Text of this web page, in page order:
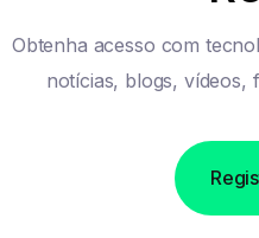
Verificador de
Obtenha acesso com
notícias, blogs, vídeos,